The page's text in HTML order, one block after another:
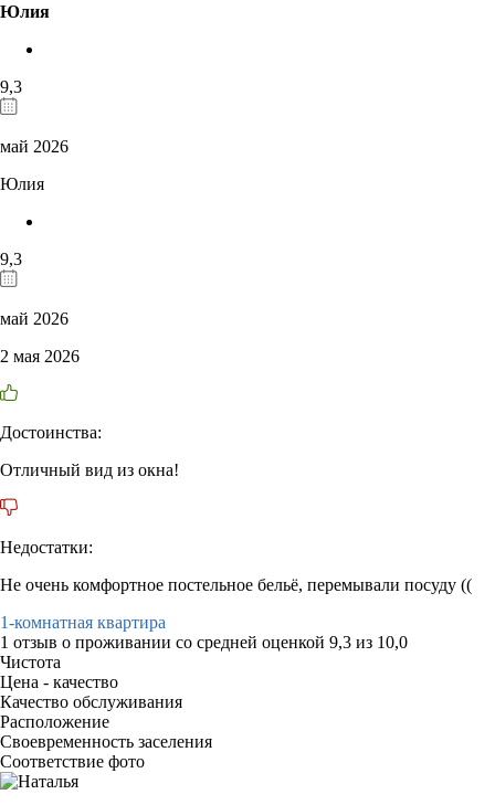
Юлия
9,3
май 2026
Юлия
9,3
май 2026
2 мая 2026
Достоинства:
Отличный вид из окна!
Недостатки:
Не очень комфортное постельное бельё, перемывали посуду ((
1-комнатная квартира
1 отзыв о проживании со средней оценкой 9,3 из 10,0
Чистота
Цена - качество
Качество обслуживания
Расположение
Своевременность заселения
Соответствие фото